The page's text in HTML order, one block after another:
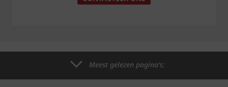
Meest gelezen pagina's: